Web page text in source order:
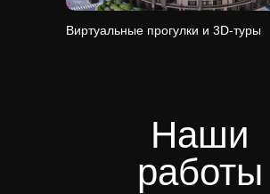
Виртуальные прогулки и 3D-туры
Наши
работы